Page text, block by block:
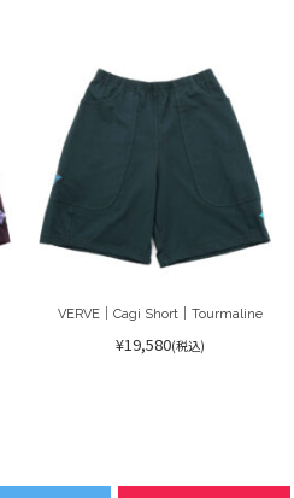
VERVE｜Cagi Short｜Tourmaline
¥19,580(税込)